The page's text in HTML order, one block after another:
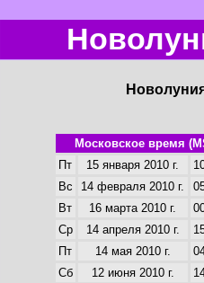
Московское время
Пт
15 января 2010 г.
Вс
14 февраля 2010 г.
Вт
16 марта 2010 г.
Ср
14 апреля 2010 г.
Пт
14 мая 2010 г.
Сб
12 июня 2010 г.